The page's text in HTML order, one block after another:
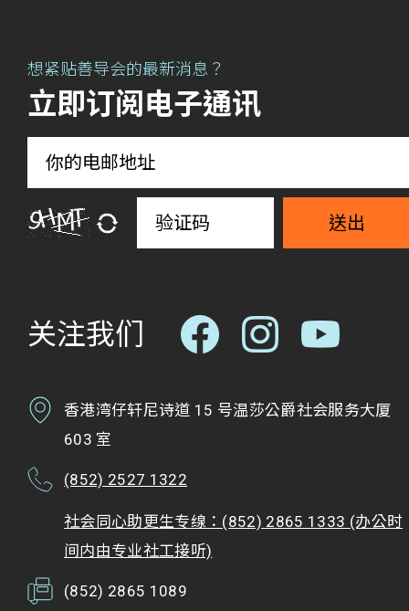
想紧贴善导会的最新消息？
立即订阅电子通讯
送出
关注我们
香港湾仔轩尼诗道 15 号温莎公爵社会服务大厦
603 室
(852) 2527 1322
社会同心助更生专缐：(852) 2865 1333 (办公时
间内由专业社工接听)
(852) 2865 1089